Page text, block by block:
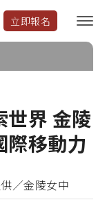
立即報名
選
單
世界 金陵
際移動力
／金陵女中